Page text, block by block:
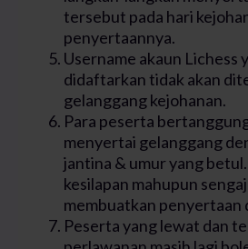
tersebut pada hari
penyertaannya.
Username akaun Lichess
didaftarkan tidak akan
gelanggang kejohanan.
Para peserta
menyertai gelanggang
jantina & umur yang
kesilapan mahupun
membuatkan penyertaan
Peserta yang lewat dan